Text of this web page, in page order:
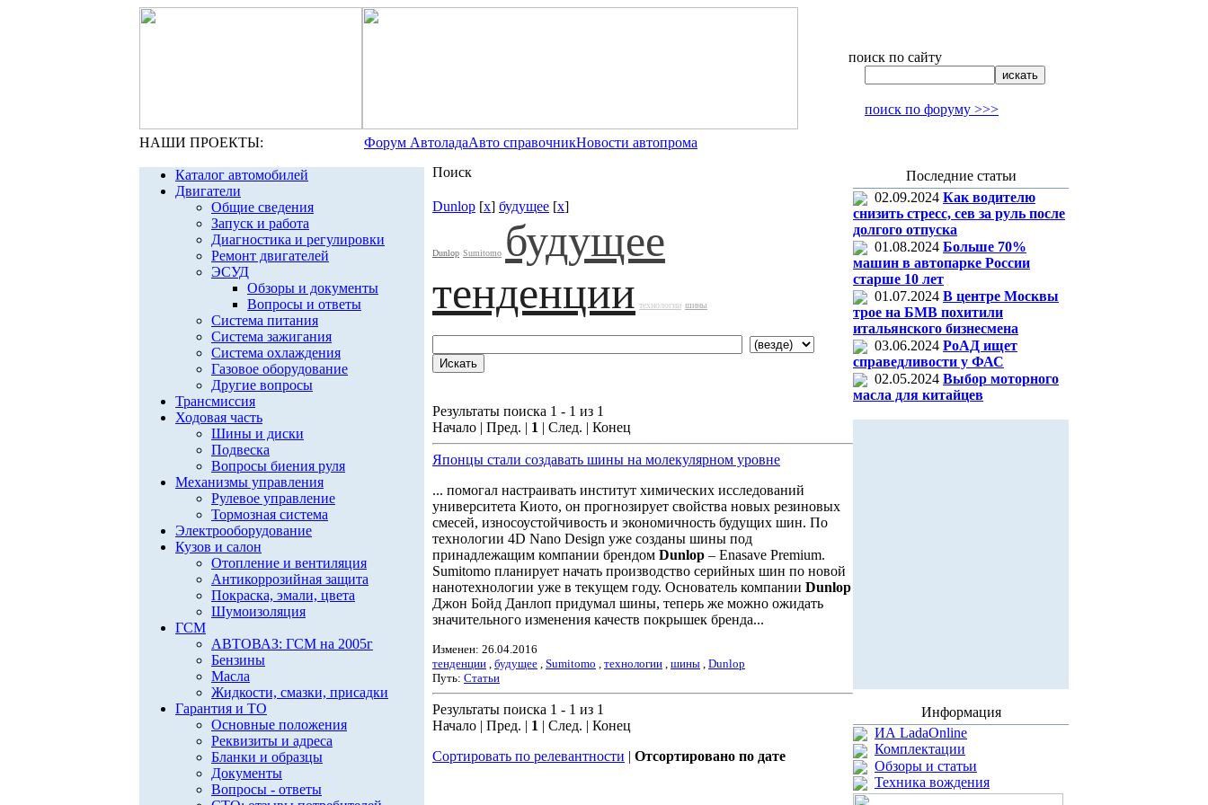
поиск по сайту
поиск по форуму >>>
НАШИ ПРОЕКТЫ: Форум АвтоладаАвто справочникНовости автопрома
Каталог автомобилей
Двигатели
Общие сведения
Запуск и работа
Диагностика и регулировки
Ремонт двигателей
ЭСУД
Обзоры и документы
Вопросы и ответы
Система питания
Система зажигания
Система охлаждения
Газовое оборудование
Другие вопросы
Трансмиссия
Ходовая часть
Шины и диски
Подвеска
Вопросы биения руля
Механизмы управления
Рулевое управление
Тормозная система
Электрооборудование
Кузов и салон
Отопление и вентиляция
Антикоррозийная защита
Покраска, эмали, цвета
Шумоизоляция
ГСМ
АВТОВАЗ: ГСМ на 2005г
Бензины
Масла
Жидкости, смазки, присадки
Гарантия и ТО
Основные положения
Реквизиты и адреса
Бланки и образцы
Документы
Вопросы - ответы
Поиск
Dunlop [x] будущее [x]
Dunlop Sumitomo будущее
тенденции технологии шины
Результаты поиска 1 - 1 из 1
Начало | Пред. | 1 | След. | Конец
Японцы стали создавать шины на молекулярном уровне
... помогал настраивать институт химических исследований
университета Киото, он прогнозирует свойства новых резиновых
смесей, износоустойчивость и экономичность будущих шин. По
технологии 4D Nano Design уже созданы шины под
принадлежащим компании брендом Dunlop – Enasave Premium.
Sumitomo планирует начать производство серийных шин по новой
нанотехнологии уже в текущем году. Основатель компании Dunlop
Джон Бойд Данлоп придумал шины, теперь же можно ожидать
значительного изменения качеств покрышек бренда...
Изменен: 26.04.2016
тенденции , будущее , Sumitomo , технологии , шины , Dunlop
Путь: Статьи
Результаты поиска 1 - 1 из 1
Начало | Пред. | 1 | След. | Конец
Сортировать по релевантности | Отсортировано по дате
Последние статьи
02.09.2024 Как водителю
снизить стресс, сев за руль после
долгого отпуска
01.08.2024 Больше 70%
машин в автопарке России
старше 10 лет
01.07.2024 В центре Москвы
трое на БМВ похитили
итальянского бизнесмена
03.06.2024 РоАД ищет
справедливости у ФАС
02.05.2024 Выбор моторного
масла для китайцев
Информация
ИА LadaOnline
Комплектации
Обзоры и статьи
Техника вождения